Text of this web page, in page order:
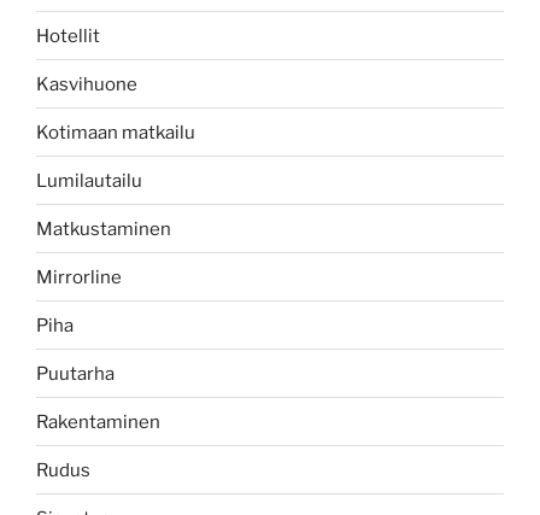
Hotellit
Kasvihuone
Kotimaan matkailu
Lumilautailu
Matkustaminen
Mirrorline
Piha
Puutarha
Rakentaminen
Rudus